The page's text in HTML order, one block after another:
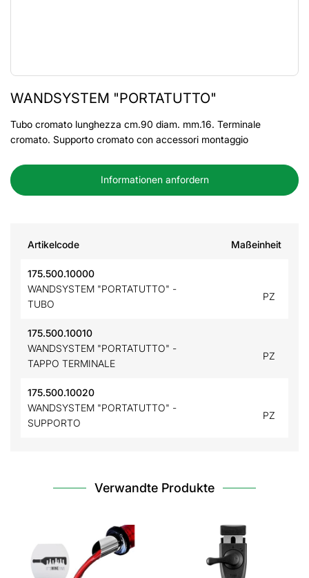
WANDSYSTEM "PORTATUTTO"
Tubo cromato lunghezza cm.90 diam. mm.16. Terminale
cromato. Supporto cromato con accessori montaggio
Informationen anfordern
Artikelcode Maßeinheit
175.500.10000
WANDSYSTEM "PORTATUTTO" -
TUBO
PZ
175.500.10010
WANDSYSTEM "PORTATUTTO" -
TAPPO TERMINALE
PZ
175.500.10020
WANDSYSTEM "PORTATUTTO" -
SUPPORTO
PZ
Verwandte Produkte